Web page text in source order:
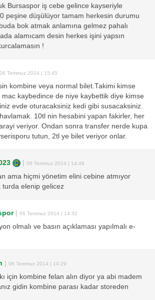
Bursaspor iş cebe gelince kayseriyle
peşine düşülüyor tamam herkesin durumu
bok atmak anlamına gelmez pahalı
alamıcam desin herkes işini yapsın
!
06 Temmuz 2014 | 15:45
kombine veya normal bilet.Takimi kimse
kaybedince de niye kaybettik diye kimse
evde oturacaksiniz kedi gibi susacaksiniz.
10tl nin hesabini yapan fakirler, her
veriyor. Ondan sonra transfer nerde kupa
tutun, 2tl ye bilet veriyor onlar.
| 06 Temmuz 2014 | 14:48
ama hiçmi yönetim elini cebine atmıyor
turda elenip gelicez
| 06 Temmuz 2014 | 14:32
olmalı ve basın açıklaması yapılmalı e-
| 06 Temmuz 2014 | 14:29
için kombine felan alın diyor ya abi madem
gidin kombine parası kadar storeden